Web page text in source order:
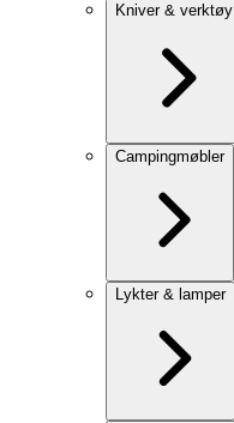
Kniver & verktøy
Campingmøbler
Lykter & lamper